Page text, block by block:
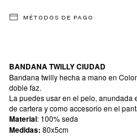
MÉTODOS DE PAGO
BANDANA TWILLY CIUDAD
Bandana twilly hecha a mano en
doble faz.
La puedes usar en el pelo, anundada
de cartera y como accesorio en el
Material: 100% seda
Medidas: 80x5cm